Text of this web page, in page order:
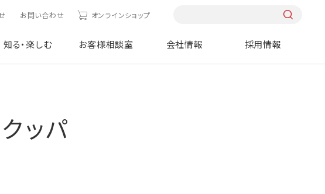
お問い合わせ オンラインショップ
知る・楽しむ お客様相談室 会社情報 採用情報
ッパ